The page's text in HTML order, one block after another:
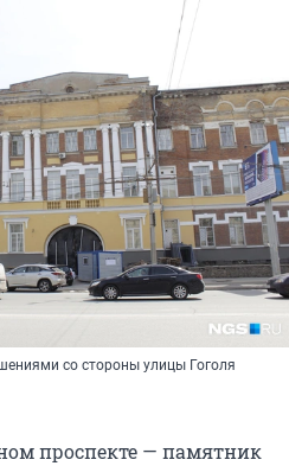
со стороны улицы Гоголя
проспекте — памятник